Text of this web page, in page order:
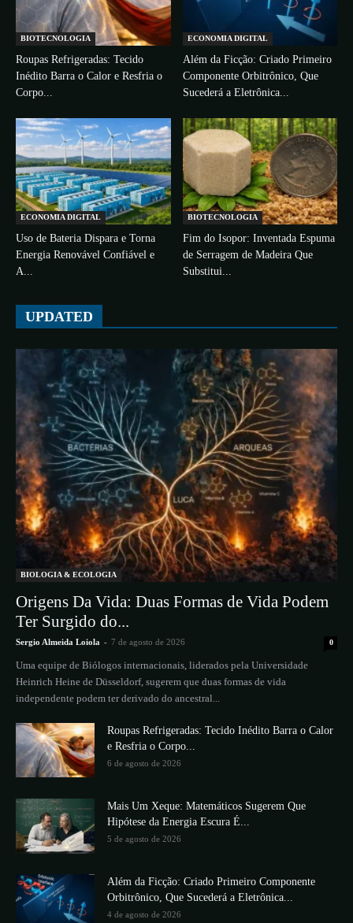
BIOTECNOLOGIA
Roupas Refrigeradas: Tecido
Inédito Barra o Calor e Resfria o
Corpo...
ECONOMIA DIGITAL
Além da Ficção: Criado Primeiro
Componente Orbitrônico, Que
Sucederá a Eletrônica...
ECONOMIA DIGITAL
Uso de Bateria Dispara e Torna
Energia Renovável Confiável e
A...
BIOTECNOLOGIA
Fim do Isopor: Inventada Espuma
de Serragem de Madeira Que
Substitui...
UPDATED
BIOLOGIA & ECOLOGIA
Origens Da Vida: Duas Formas de Vida Podem
Ter Surgido do...
Sergio Almeida Loiola - 7 de agosto de 2026 0
Uma equipe de Biólogos internacionais, liderados pela Universidade
Heinrich Heine de Düsseldorf, sugerem que duas formas de vida
independente podem ter derivado do ancestral...
Roupas Refrigeradas: Tecido Inédito Barra o Calor
e Resfria o Corpo...
6 de agosto de 2026
Mais Um Xeque: Matemáticos Sugerem Que
Hipótese da Energia Escura É...
5 de agosto de 2026
Além da Ficção: Criado Primeiro Componente
Orbitrônico, Que Sucederá a Eletrônica...
4 de agosto de 2026